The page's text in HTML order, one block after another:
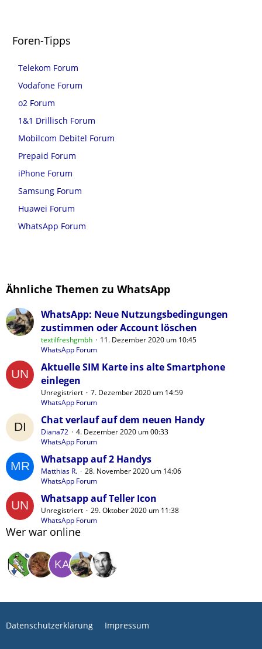
Foren-Tipps
Telekom Forum
Vodafone Forum
o2 Forum
1&1 Drillisch Forum
Mobilcom Debitel Forum
Prepaid Forum
iPhone Forum
Samsung Forum
Huawei Forum
WhatsApp Forum
Ähnliche Themen zu WhatsApp
WhatsApp: Neue Nutzungsbedingungen
zustimmen oder Account löschen
textilfreshgmbh
11. Dezember 2020 um 10:45
WhatsApp Forum
Aktuelle SIM Karte ins alte Smartphone
einlegen
Unregistriert
7. Dezember 2020 um 14:59
WhatsApp Forum
Chat verlauf auf dem neuen Handy
Diana72
4. Dezember 2020 um 00:33
WhatsApp Forum
Whatsapp auf 2 Handys
Matthias R.
28. November 2020 um 14:06
WhatsApp Forum
Whatsapp auf Teller Icon
Unregistriert
29. Oktober 2020 um 11:38
WhatsApp Forum
Wer war online
Datenschutzerklärung Impressum